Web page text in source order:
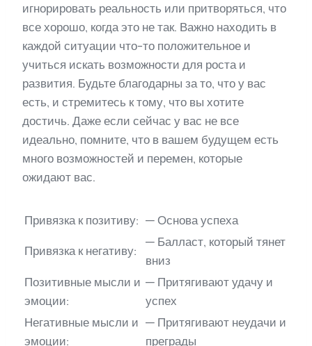
игнорировать реальность или притворяться, что
все хорошо, когда это не так. Важно находить в
каждой ситуации что-то положительное и
учиться искать возможности для роста и
развития. Будьте благодарны за то, что у вас
есть, и стремитесь к тому, что вы хотите
достичь. Даже если сейчас у вас не все
идеально, помните, что в вашем будущем есть
много возможностей и перемен, которые
ожидают вас.
Привязка к позитиву: — Основа успеха
Привязка к негативу:
— Балласт, который тянет
вниз
Позитивные мысли и
эмоции:
— Притягивают удачу и
успех
Негативные мысли и
эмоции:
— Притягивают неудачи и
преграды